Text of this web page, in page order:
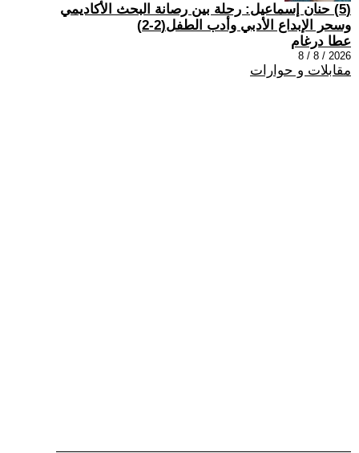
(5) حنان إسماعيل: رحلة بين رصانة البحث الأكاديمي
وسحر الإبداع الأدبي وأدب الطفل(2-2)
عطا درغام
2026 / 8 / 8
مقابلات و حوارات